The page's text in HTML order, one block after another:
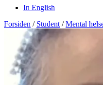
In English
Forsiden / Student / Mental